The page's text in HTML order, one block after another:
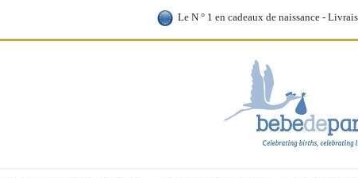
Le N ° 1 en cadeaux de naissance -